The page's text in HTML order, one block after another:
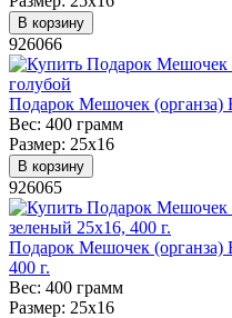
В корзину
926066
Подарок Мешочек (органза)
Вес: 400 грамм
Размер: 25х16
В корзину
926065
Подарок Мешочек (органза)
400 г.
Вес: 400 грамм
Размер: 25х16